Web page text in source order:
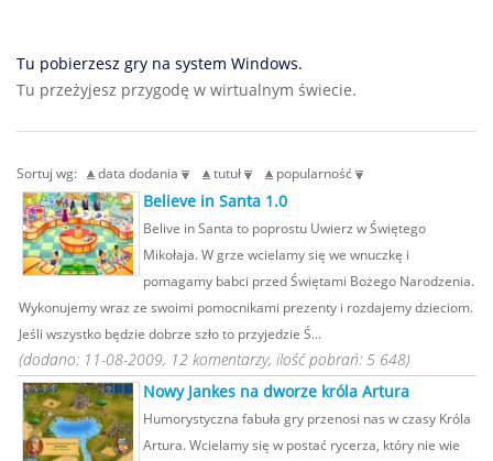
Tu pobierzesz gry na system Windows.
Tu przeżyjesz przygodę w wirtualnym świecie.
Sortuj wg: data dodania tutuł popularność
Believe in Santa 1.0
Belive in Santa to poprostu Uwierz w Świętego
Mikołaja. W grze wcielamy się we wnuczkę i
pomagamy babci przed Świętami Bożego Narodzenia.
Wykonujemy wraz ze swoimi pomocnikami prezenty i rozdajemy dzieciom.
Jeśli wszystko będzie dobrze szło to przyjedzie Ś...
(dodano: 11-08-2009, 12 komentarzy, ilość pobrań: 5 648)
Nowy Jankes na dworze króla Artura
Humorystyczna fabuła gry przenosi nas w czasy Króla
Artura. Wcielamy się w postać rycerza, który nie wie